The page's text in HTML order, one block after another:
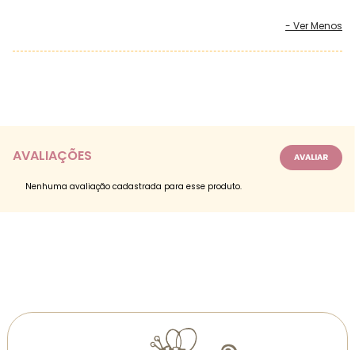
AVALIAÇÕES
Nenhuma avaliação cadastrada para esse produto.